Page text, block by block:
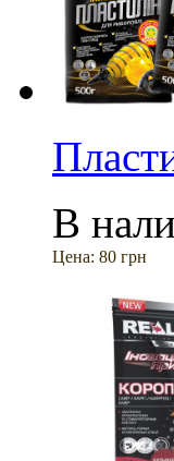
В
Цена: 80 грн